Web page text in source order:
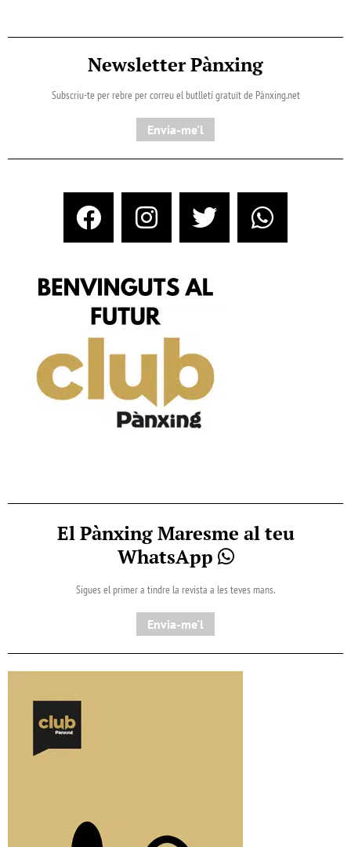
Newsletter Pànxing
Subscriu-te per rebre per correu el butlletí gratuït de Pànxing.net​
Envia-me'l
El Pànxing Maresme al teu
WhatsApp
Sigues el primer a tindre la revista a les teves mans.
Envia-me'l